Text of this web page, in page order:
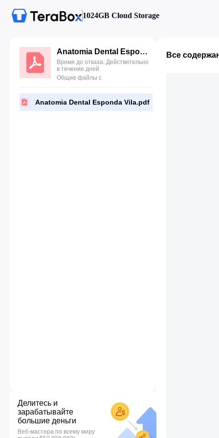
1024GB Cloud Storage
Anatomia Dental Esponda Vila.pdf
Время до отказа: Действительно
в течение дней
Общие файлы с
Anatomia Dental Esponda Vila.pdf
Делитесь и
зарабатывайте
большие деньги
Веб-мастера по всему миру
Все